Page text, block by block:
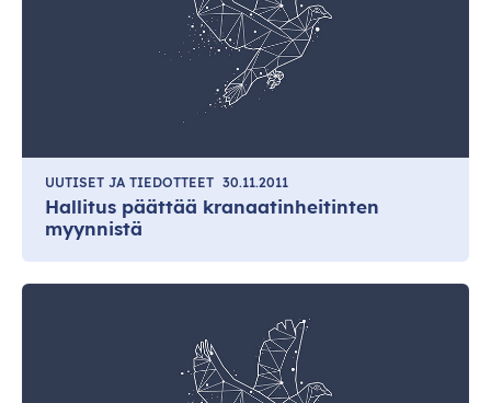
UUTISET JA TIEDOTTEET 30.11.2011
Hallitus päättää kranaatinheitinten
myynnistä